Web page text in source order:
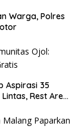
Warga, Polres
Aspirasi 35
Rest Area,